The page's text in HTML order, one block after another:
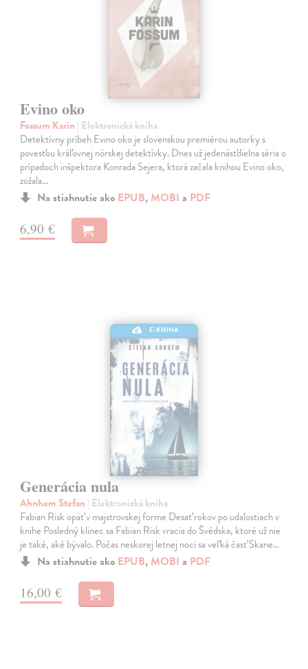
Evino oko
Fossum Karin | Elektronická kniha
Detektívny príbeh Evino oko je slovenskou premiérou autorky s
povesťou kráľovnej nórskej detektívky. Dnes už jedenásťdielna séria o
prípadoch inšpektora Konrada Sejera, ktorá začala knihou Evino oko,
zožala…
Na stiahnutie ako EPUB, MOBI a PDF
6,90 €
E-KNIHA
Generácia nula
Ahnhem Stefan | Elektronická kniha
Fabian Risk opäť v majstrovskej forme Desať rokov po udalostiach v
knihe Posledný klinec sa Fabian Risk vracia do Švédska, ktoré už nie
je také, aké bývalo. Počas neskorej letnej noci sa veľká časť Skane…
Na stiahnutie ako EPUB, MOBI a PDF
16,00 €